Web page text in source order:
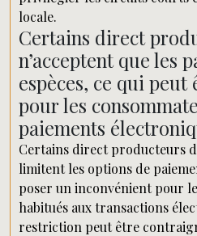
locale.
Certains direct
n’acceptent que les
espèces, ce qui
pour les
paiements
Certains direct producteurs
limitent les options de
poser un inconvénient pour
habitués aux transactions
restriction peut être